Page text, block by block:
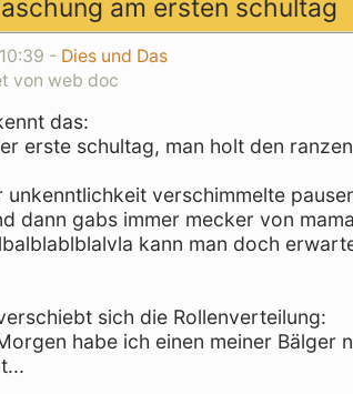
am ersten schultag
- Dies und Das
von web doc
das:
erste schultag, man holt den
unkenntlichkeit verschimmelte
dann gabs immer mecker von
kann man doch
sich die Rollenverteilung:
habe ich einen meiner